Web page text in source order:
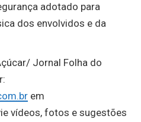
adotado para
dos envolvidos e da
Jornal Folha do
em
vídeos, fotos e sugestões